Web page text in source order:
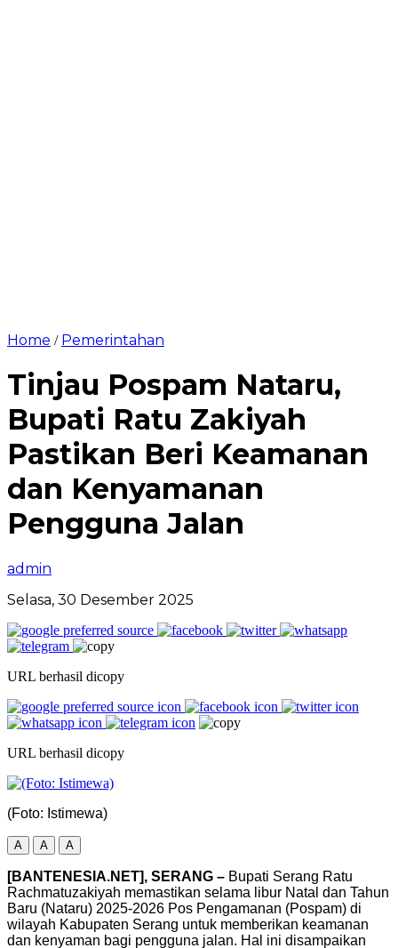
Home / Pemerintahan
Tinjau Pospam Nataru,
Bupati Ratu Zakiyah
Pastikan Beri Keamanan
dan Kenyamanan
Pengguna Jalan
admin
Selasa, 30 Desember 2025
URL berhasil dicopy
URL berhasil dicopy
(Foto: Istimewa)
A A A
[BANTENESIA.NET], SERANG – Bupati Serang Ratu
Rachmatuzakiyah memastikan selama libur Natal dan Tahun
Baru (Nataru) 2025-2026 Pos Pengamanan (Pospam) di
wilayah Kabupaten Serang untuk memberikan keamanan
dan kenyaman bagi pengguna jalan. Hal ini disampaikan